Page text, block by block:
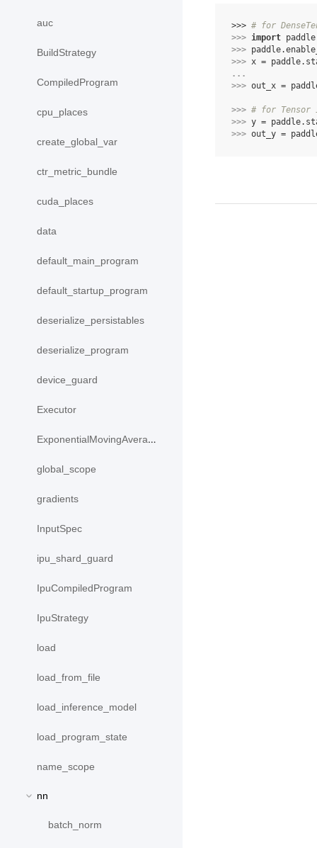
auc
BuildStrategy
CompiledProgram
cpu_places
create_global_var
ctr_metric_bundle
cuda_places
data
default_main_program
default_startup_program
deserialize_persistables
deserialize_program
device_guard
Executor
ExponentialMovingAverage
global_scope
gradients
InputSpec
ipu_shard_guard
IpuCompiledProgram
IpuStrategy
load
load_from_file
load_inference_model
load_program_state
name_scope
nn
batch_norm
>>> # for
>>> import paddle
>>> paddle.
>>> x = paddle.
...
>>> out_x =
>>> # for Tensor
>>> y = paddle.
>>> out_y =